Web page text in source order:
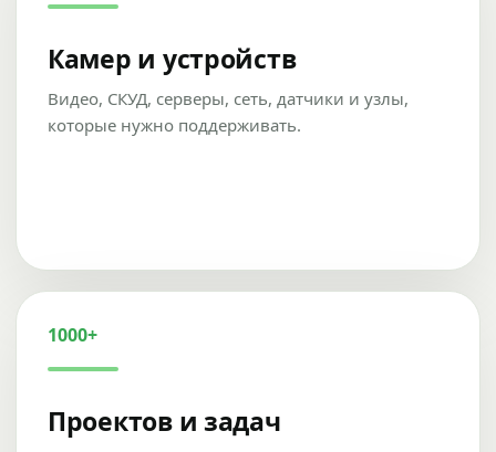
Камер и устройств
Видео, СКУД, серверы, сеть, датчики и узлы,
которые нужно поддерживать.
1000+
Проектов и задач